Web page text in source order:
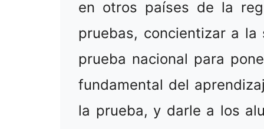
en otros países de la
pruebas, concientizar a
prueba nacional para
fundamental del
la prueba, y darle a los